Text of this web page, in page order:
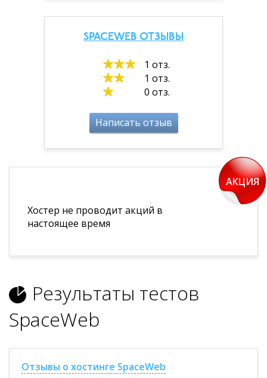
SPACEWEB ОТЗЫВЫ
1 отз.
1 отз.
0 отз.
Написать отзыв
АКЦИЯ
Хостер не проводит акций в
настоящее время
Результаты тестов
SpaceWeb
Отзывы о хостинге SpaceWeb